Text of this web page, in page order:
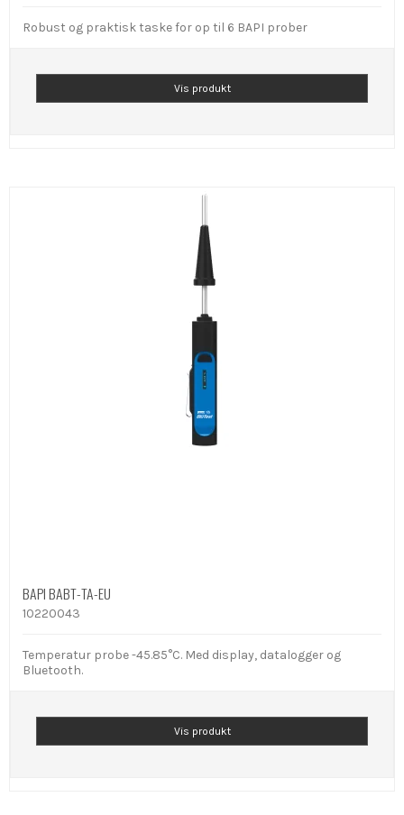
Robust og praktisk taske for op til 6 BAPI prober
Vis produkt
BAPI BABT-TA-EU
10220043
Temperatur probe -45.85°C. Med display, datalogger og
Bluetooth.
Vis produkt